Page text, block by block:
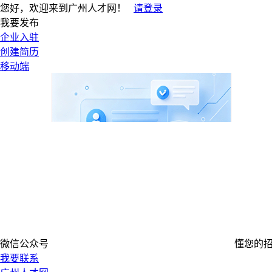
您好，欢迎来到广州人才网！
请登录
我要发布
企业入驻
创建简历
移动端
微信公众号
懂您的
我要联系